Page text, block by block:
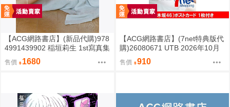
【ACG網路書店】(新品代購)978
4991439902 稲垣莉生 1st寫真集
「SHEER」
售價 1680
【ACG網路書店】(7net特典版代
購)26080671 UTB 2026年10月
號 限定封面版/通常版 特典:生寫
真/明信片 1張
售價 910